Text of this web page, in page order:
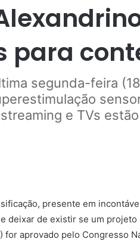
para
segunda-feira
e TVs
presente em
deixar de existir se um
for aprovado pelo Congresso